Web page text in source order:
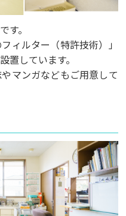
す。
ィルター（特許技術）」
置しています。
マンガなどもご用意して